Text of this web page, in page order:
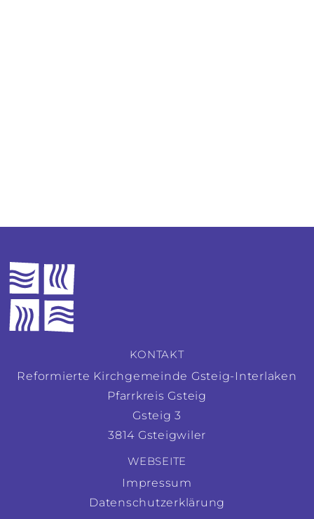
KONTAKT
Reformierte Kirchgemeinde Gsteig-Interlaken
Pfarrkreis Gsteig
Gsteig 3
3814 Gsteigwiler
WEBSEITE
Impressum
Datenschutzerklärung